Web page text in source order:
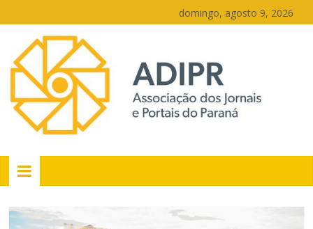
para
conteúdo
domingo, agosto 9, 2026
PR
Portais
Portal